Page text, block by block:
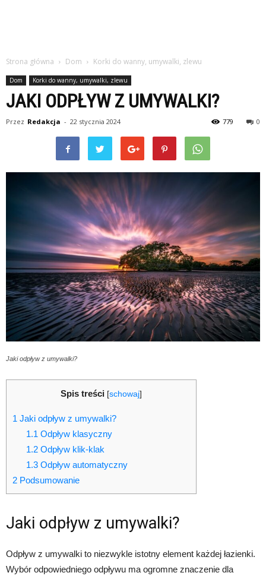
Strona główna Dom Korki do wanny, umywalki, zlewu
Dom Korki do wanny, umywalki, zlewu
JAKI ODPŁYW Z UMYWALKI?
Przez Redakcja - 22 stycznia 2024 0
779
Jaki odpływ z umywalki?
Spis treści [schowaj]
1 Jaki odpływ z umywalki?
1.1 Odpływ klasyczny
1.2Odpływ klik-klak
1.3Odpływ automatyczny
2 Podsumowanie
Jaki odpływ z umywalki?
Odpływ z umywalki to niezwykle istotny element każdej łazienki.
Wybór odpowiedniego odpływu ma ogromne znaczenie dla